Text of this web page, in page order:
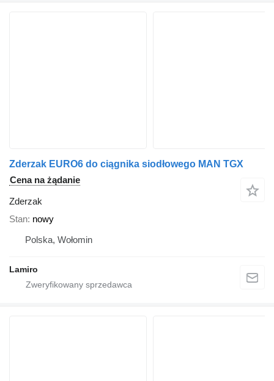
Zderzak EURO6 do ciągnika siodłowego MAN TGX
Cena na żądanie
Zderzak
Stan nowy
Polska, Wołomin
Lamiro